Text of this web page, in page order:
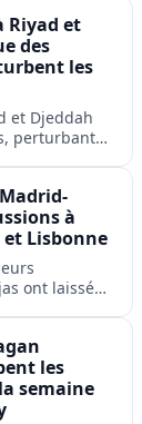
et
Riyad et
des
les
et Djeddah
perturbant
à
Lisbonne
ont laissé
les
semaine